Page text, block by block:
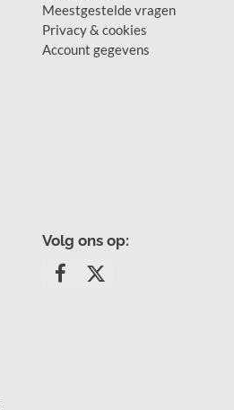
Meestgestelde vragen
Privacy & cookies
Account gegevens
Volg ons op: